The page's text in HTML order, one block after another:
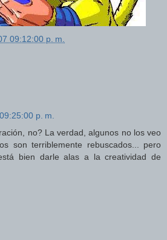
09:12:00 p. m.
p. m.
no? La verdad, algunos no los veo
son terriblemente rebuscados... pero
bien darle alas a la creatividad de